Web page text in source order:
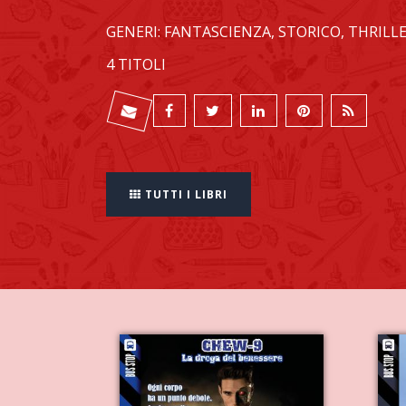
GENERI: FANTASCIENZA, STORICO,
4 TITOLI
TUTTI I LIBRI